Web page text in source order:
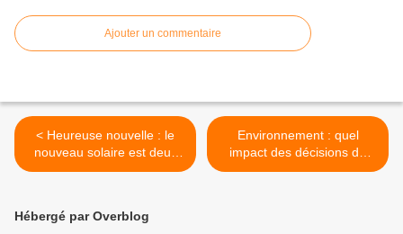
Ajouter un commentaire
< Heureuse nouvelle : le
nouveau solaire est deux
fois moins cher que l'EPR
Environnement : quel
impact des décisions de
Trump sur le reste du
Hébergé par Overblog